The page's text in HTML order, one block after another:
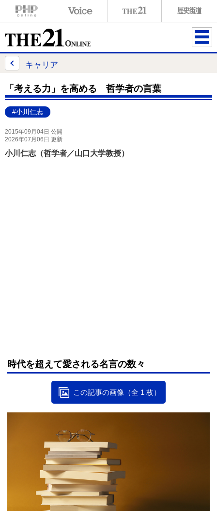
ME
キャリア
「考える力」を高める 哲学者の言葉
#小川仁志
2015年09月04日 公開
2026年07月06日 更新
小川仁志（哲学者／山口大学教授）
時代を超えて愛される名言の数々
この記事の画像（全 1 枚）